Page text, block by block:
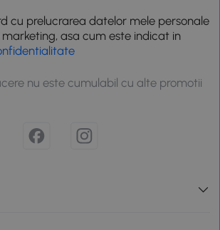
cu prelucrarea datelor mele personale
marketing, asa cum este indicat in
nu este cumulabil cu alte promotii